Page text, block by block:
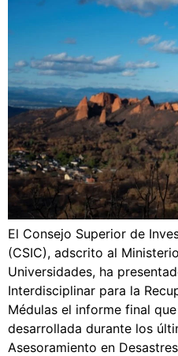
El Consejo Superior de
(CSIC), adscrito al
Universidades, ha
Interdisciplinar para la
Médulas el informe final
desarrollada durante los
Asesoramiento en